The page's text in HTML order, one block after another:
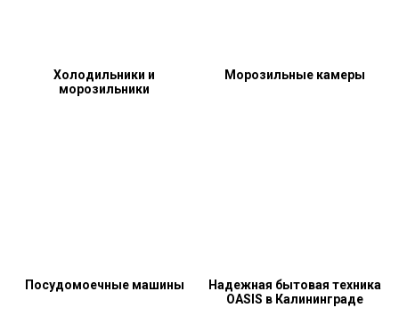
Холодильники и
морозильники
Морозильные камеры
Посудомоечные машины
Надежная бытовая техника
OASIS в Калининграде